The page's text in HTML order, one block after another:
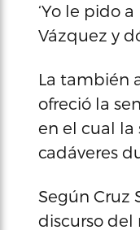
‘Yo le pido
Vázquez y
La también
ofreció la
en el cual la
cadáveres
Según Cruz
discurso del